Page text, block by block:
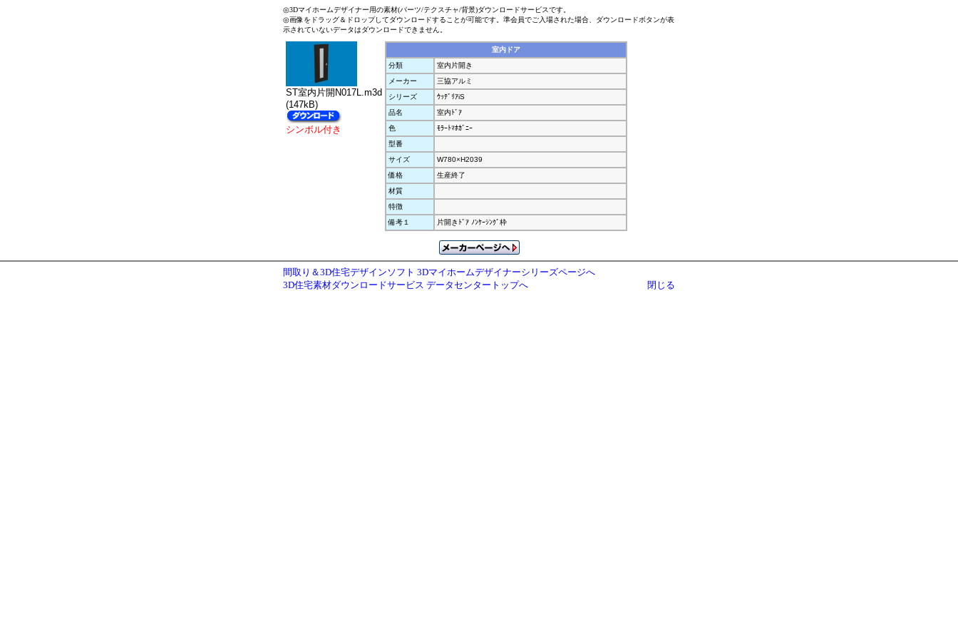
◎3Dマイホームデザイナー用の素材(パーツ/テクスチャ/背景)ダウンロードサービスです。
◎画像をドラッグ＆ドロップしてダウンロードすることが可能です。準会員でご入場された場合、ダウンロードボタンが表
示されていないデータはダウンロードできません。
ST室内片開N017L.m3d
(147kB)
シンボル付き
室内ドア
分類
室内片開き
メーカー
三協アルミ
シリーズ
ｳｯﾃﾞﾘｱiS
品名
室内ﾄﾞｱ
色
ﾓﾗｰﾄﾏﾎｶﾞﾆｰ
型番
サイズ
W780×H2039
価格
生産終了
材質
特徴
備考１
片開きﾄﾞｱ ﾉﾝｹｰｼﾝｸﾞ枠
間取り＆3D住宅デザインソフト 3Dマイホームデザイナーシリーズページへ
3D住宅素材ダウンロードサービス データセンタートップへ
閉じる